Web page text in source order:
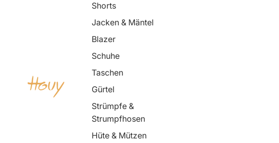
Shorts
Jacken & Mäntel
Blazer
Schuhe
Taschen
Gürtel
Strümpfe &
Strumpfhosen
Hüte & Mützen